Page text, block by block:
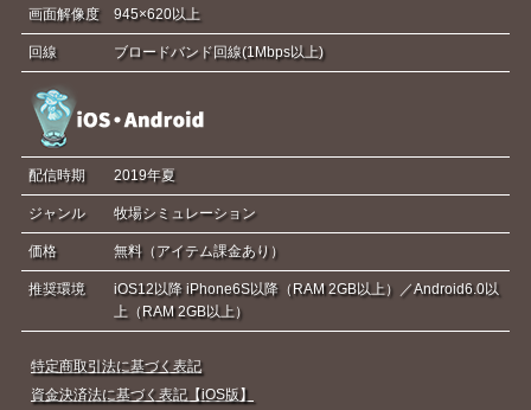
画面解像度 945×620以上
回線 ブロードバンド回線(1Mbps以上)
配信時期 2019年夏
ジャンル 牧場シミュレーション
価格 無料（アイテム課金あり）
推奨環境
iOS12以降 iPhone6S以降（RAM 2GB以上）／Android6.0以
上（RAM 2GB以上）
特定商取引法に基づく表記
資金決済法に基づく表記【iOS版】